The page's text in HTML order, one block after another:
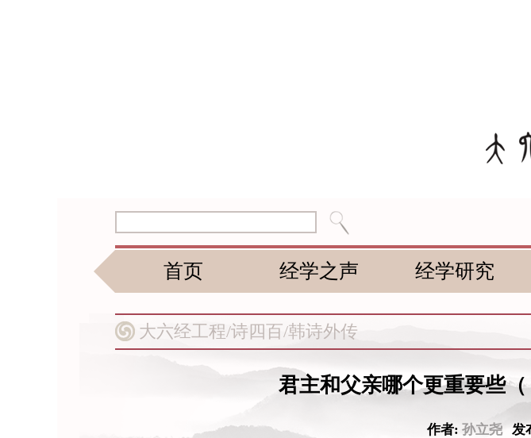
首页 经学之声 经学研究
大六经工程/诗四百/韩诗外传
君主和父亲哪个更重要些（
作者: 孙立尧发